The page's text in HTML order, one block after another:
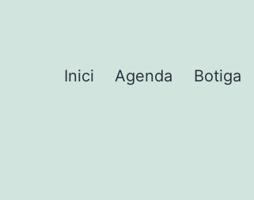
Inici Agenda Botiga